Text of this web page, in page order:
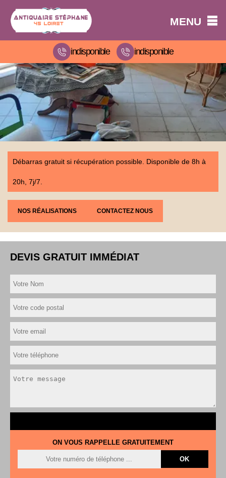
MENU
indisponible indisponible
Débarras gratuit si récupération possible. Disponible de 8h à
20h, 7j/7.
NOS RÉALISATIONS CONTACTEZ NOUS
DEVIS GRATUIT IMMÉDIAT
ON VOUS RAPPELLE GRATUITEMENT